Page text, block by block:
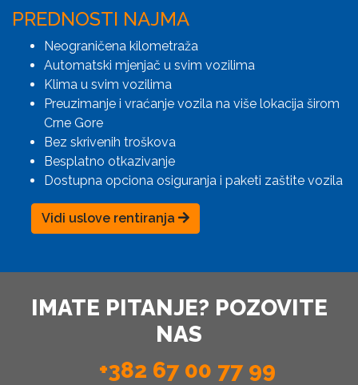
PREDNOSTI NAJMA
Neograničena kilometraža
Automatski mjenjač u svim vozilima
Klima u svim vozilima
Preuzimanje i vraćanje vozila na više lokacija širom
Crne Gore
Bez skrivenih troškova
Besplatno otkazivanje
Dostupna opciona osiguranja i paketi zaštite vozila
Vidi uslove rentiranja
IMATE PITANJE? POZOVITE
NAS
+382 67 00 77 99